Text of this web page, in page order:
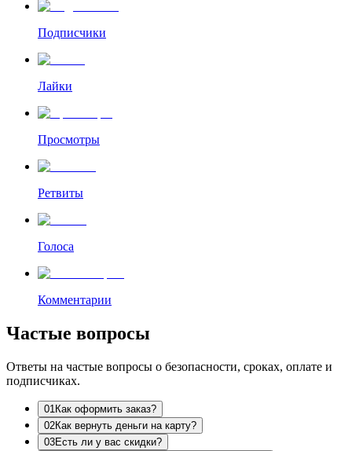
Подписчики
Лайки
Просмотры
Ретвиты
Голоса
Комментарии
Частые вопросы
Ответы на частые вопросы о безопасности, сроках, оплате и
подписчиках.
01 Как оформить заказ?
02Как вернуть деньги на карту?
03Есть ли у вас скидки?